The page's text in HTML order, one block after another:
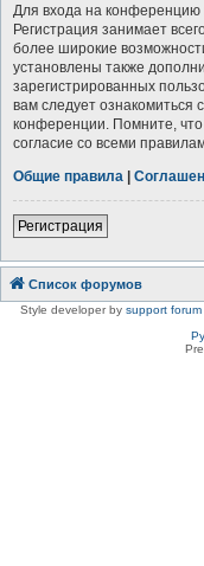
Для входа на конференцию
Регистрация занимает
более широкие
установлены также
зарегистрированных
вам следует ознакомиться
конференции. Помните,
согласие со всеми
Общие правила |
Регистрация
Список форумов
Style developer by support forum